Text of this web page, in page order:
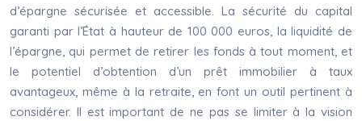
d’épargne sécurisée et accessible. La sécurité du capital
garanti par l’État à hauteur de 100 000 euros, la liquidité de
l’épargne, qui permet de retirer les fonds à tout moment, et
le potentiel d’obtention d’un prêt immobilier à taux
avantageux, même à la retraite, en font un outil pertinent à
considérer. Il est important de ne pas se limiter à la vision